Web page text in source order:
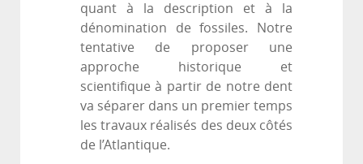
quant à la description et à la
dénomination de fossiles. Notre
tentative de proposer une
approche historique et
scientifique à partir de notre dent
va séparer dans un premier temps
les travaux réalisés des deux côtés
de l’Atlantique.